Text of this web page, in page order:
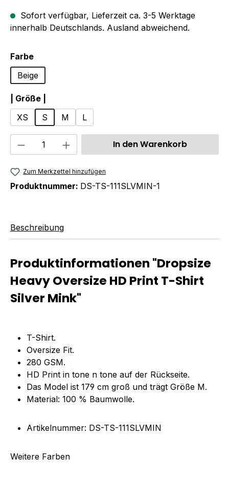
Sofort verfügbar, Lieferzeit ca. 3-5 Werktage
innerhalb Deutschlands. Ausland abweichend.
Farbeauswählen
Beige
| Größe |
XS
S M L
Produkt Anzahl: Gib denIn den Warenkorb
Zum Merkzettel hinzufügen
Produktnummer: DS-TS-111SLVMIN-1
Beschreibung
Produktinformationen "Dropsize
Heavy Oversize HD Print T-Shirt
Silver Mink"
T-Shirt.
Oversize Fit.
280 GSM.
HD Print in tone n tone auf der Rückseite.
Das Model ist 179 cm groß und trägt Größe M.
Material: 100 % Baumwolle.
Artikelnummer: DS-TS-111SLVMIN
Weitere Farben